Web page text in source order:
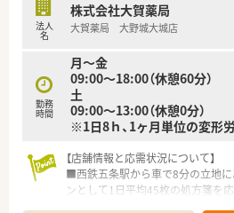
法人
名
株式会社大賀薬局
大賀薬局 大野城大城店
勤務
時間
月～金
09:00～18:00（休憩60分）
土
09:00～13:00（休憩0分）
※1日8ｈ、1ヶ月単位の変形
【店舗情報と応需状況について】
■西鉄五条駅から車で8分の立地に
ンとして1日平均45枚の処方箋を応